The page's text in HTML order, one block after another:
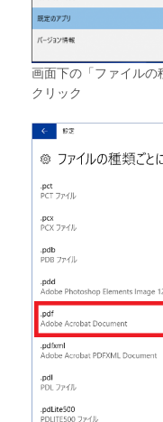
画面下の「ファイルの
クリック